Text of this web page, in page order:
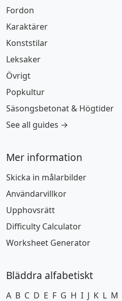
Fordon
Karaktärer
Konststilar
Leksaker
Övrigt
Popkultur
Säsongsbetonat & Högtider
See all guides →
Mer information
Skicka in målarbilder
Användarvillkor
Upphovsrätt
Difficulty Calculator
Worksheet Generator
Bläddra alfabetiskt
A B C D E F G H I J K L M